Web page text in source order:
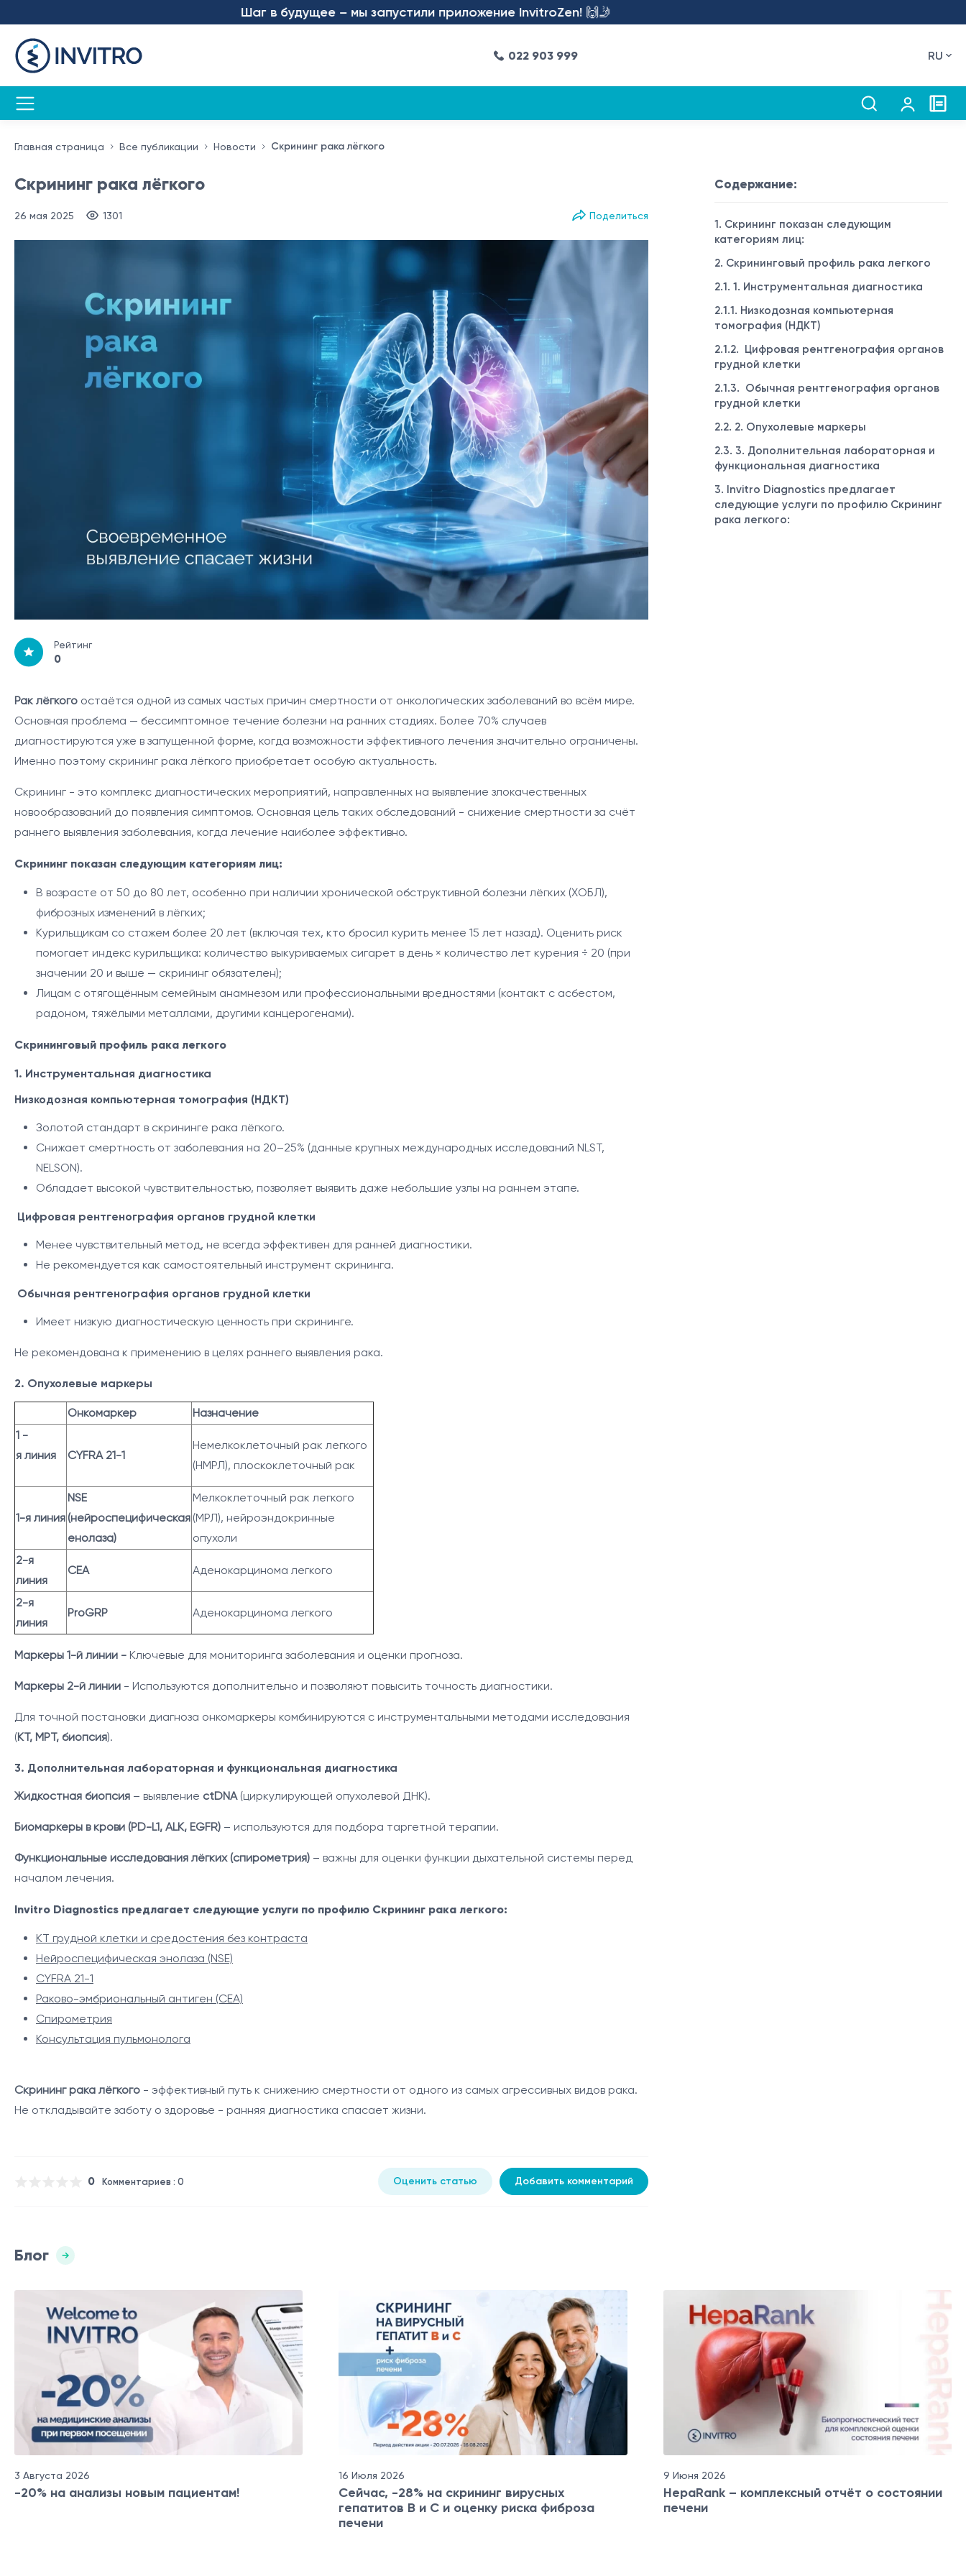
Шаг в будущее – мы запустили приложение InvitroZen! 🙌🤳
022 903 999 RU
Главная страница Все публикации Новости Скрининг рака лёгкого
Скрининг рака лёгкого
26 мая 2025 1301 Поделиться
Рейтинг
0
Рак лёгкого остаётся одной из самых частых причин смертности от онкологических заболеваний во всём мире.
Основная проблема — бессимптомное течение болезни на ранних стадиях. Более 70% случаев
диагностируются уже в запущенной форме, когда возможности эффективного лечения значительно ограничены.
Именно поэтому скрининг рака лёгкого приобретает особую актуальность.
Скрининг - это комплекс диагностических мероприятий, направленных на выявление злокачественных
новообразований до появления симптомов. Основная цель таких обследований - снижение смертности за счёт
раннего выявления заболевания, когда лечение наиболее эффективно.
Скрининг показан следующим категориям лиц:
В возрасте от 50 до 80 лет, особенно при наличии хронической обструктивной болезни лёгких (ХОБЛ),
фиброзных изменений в лёгких;
Курильщикам со стажем более 20 лет (включая тех, кто бросил курить менее 15 лет назад). Оценить риск
помогает индекс курильщика: количество выкуриваемых сигарет в день × количество лет курения ÷ 20 (при
значении 20 и выше — скрининг обязателен);
Лицам с отягощённым семейным анамнезом или профессиональными вредностями (контакт с асбестом,
радоном, тяжёлыми металлами, другими канцерогенами).
Скрининговый профиль рака легкого
1. Инструментальная диагностика
Низкодозная компьютерная томография (НДКТ)
Золотой стандарт в скрининге рака лёгкого.
Снижает смертность от заболевания на 20–25% (данные крупных международных исследований NLST,
NELSON).
Обладает высокой чувствительностью, позволяет выявить даже небольшие узлы на раннем этапе.
Цифровая рентгенография органов грудной клетки
Менее чувствительный метод, не всегда эффективен для ранней диагностики.
Не рекомендуется как самостоятельный инструмент скрининга.
Обычная рентгенография органов грудной клетки
Имеет низкую диагностическую ценность при скрининге.
Не рекомендована к применению в целях раннего выявления рака.
2. Опухолевые маркеры
Онкомаркер
Назначение
1 -
я линия
CYFRA 21-1
Немелкоклеточный рак легкого
(НМРЛ), плоскоклеточный рак
1-я линия
NSE
(нейроспецифическая
енолаза)
Мелкоклеточный рак легкого
(МРЛ), нейроэндокринные
опухоли
2-я
линия
CEA Аденокарцинома легкого
2-я
линия
ProGRP Аденокарцинома легкого
Маркеры 1-й линии - Ключевые для мониторинга заболевания и оценки прогноза.
Маркеры 2-й линии - Используются дополнительно и позволяют повысить точность диагностики.
Для точной постановки диагноза онкомаркеры комбинируются с инструментальными методами исследования
(КТ, МРТ, биопсия).
3. Дополнительная лабораторная и функциональная диагностика
Жидкостная биопсия – выявление ctDNA(циркулирующей опухолевой ДНК).
Биомаркеры в крови (PD-L1, ALK, EGFR) – используются для подбора таргетной терапии.
Функциональные исследования лёгких (спирометрия) – важны для оценки функции дыхательной системы перед
началом лечения.
Invitro Diagnostics предлагает следующие услуги по профилю Скрининг рака легкого:
КТ грудной клетки и средостения без контраста
Нейроспецифическая энолаза (NSE)
CYFRA 21-1
Раково-эмбриональный антиген (CEA)
Спирометрия
Консультация пульмонолога
Скрининг рака лёгкого - эффективный путь к снижению смертности от одного из самых агрессивных видов рака.
Не откладывайте заботу о здоровье - ранняя диагностика спасает жизни.
Содержание:
1. Скрининг показан следующим
категориям лиц:
2. Скрининговый профиль рака легкого
2.1. 1. Инструментальная диагностика
2.1.1. Низкодозная компьютерная
томография (НДКТ)
2.1.2. Цифровая рентгенография органов
грудной клетки
2.1.3. Обычная рентгенография органов
грудной клетки
2.2. 2. Опухолевые маркеры
2.3. 3. Дополнительная лабораторная и
функциональная диагностика
3. Invitro Diagnostics предлагает
следующие услуги по профилю Скрининг
рака легкого:
0 Комментариев : 0 Оценить статью Добавить комментарий
Блог
3 Августа 2026
-20% на анализы новым пациентам!
16 Июля 2026
Сейчас, -28% на скрининг вирусных
гепатитов B и C и оценку риска фиброза
печени
9 Июня 2026
HepaRank – комплексный отчёт о состоянии
печени